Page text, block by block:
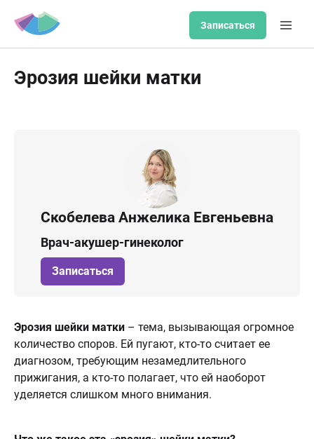
Записаться
Эрозия шейки матки
Скобелева Анжелика Евгеньевна
Врач-акушер-гинеколог
Записаться
Эрозия шейки матки – тема, вызывающая огромное
количество споров. Ей пугают, кто-то считает ее
диагнозом, требующим незамедлительного
прижигания, а кто-то полагает, что ей наоборот
уделяется слишком много внимания.